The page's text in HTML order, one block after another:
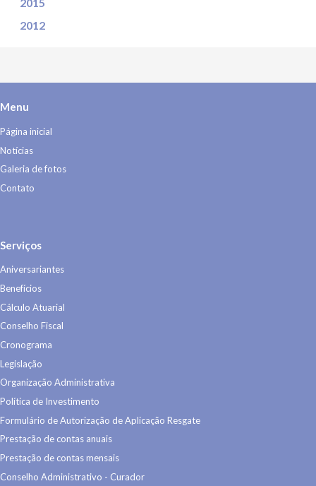
2012
Menu
Página inicial
Notícias
Galeria de fotos
Contato
Serviços
Aniversariantes
Benefícios
Cálculo Atuarial
Conselho Fiscal
Cronograma
Legislação
Organização Administrativa
Política de Investimento
Formulário de Autorização de Aplicação Resgate
Prestação de contas anuais
Prestação de contas mensais
Conselho Administrativo - Curador